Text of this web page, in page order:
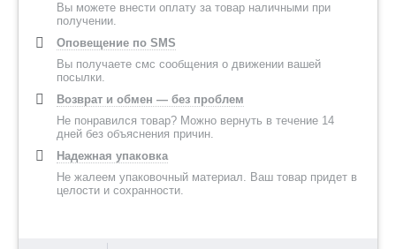
Вы можете внести оплату за товар наличными при
получении.
Оповещение по SMS
Вы получаете смс сообщения о движении вашей
посылки.
Возврат и обмен — без проблем
Не понравился товар? Можно вернуть в течение 14
дней без объяснения причин.
Надежная упаковка
Не жалеем упаковочный материал. Ваш товар придет в
целости и сохранности.